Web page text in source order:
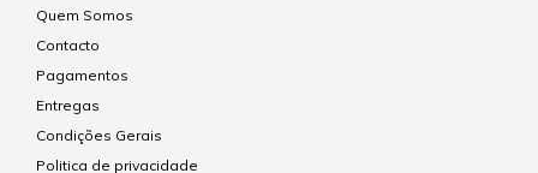
Quem Somos
Contacto
Pagamentos
Entregas
Condições Gerais
Politica de privacidade